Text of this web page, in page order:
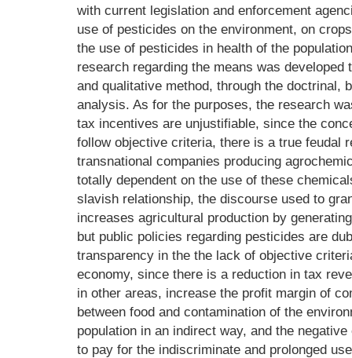
with current legislation and enforcement
use of pesticides on the environment, on
the use of pesticides in health of the
research regarding the means was
and qualitative method, through the doctrinal,
analysis. As for the purposes, the research
tax incentives are unjustifiable, since the
follow objective criteria, there is a true feudal
transnational companies producing
totally dependent on the use of these
slavish relationship, the discourse used to
increases agricultural production by
but public policies regarding pesticides are
transparency in the the lack of objective
economy, since there is a reduction in tax
in other areas, increase the profit margin of
between food and contamination of the
population in an indirect way, and the
to pay for the indiscriminate and prolonged